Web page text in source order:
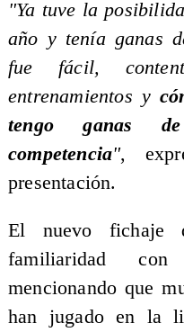
"Ya tuve la
año y tenía ganas
fue fácil,
entrenamientos y
tengo ganas
competencia",
presentación.
El nuevo fichaje
familiaridad
mencionando que
han jugado en la